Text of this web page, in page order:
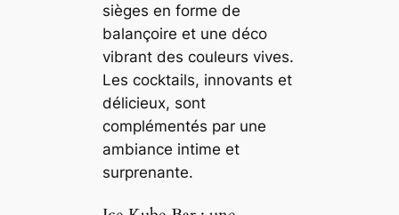
sièges en forme de
balançoire et une déco
vibrant des couleurs vives.
Les cocktails, innovants et
délicieux, sont
complémentés par une
ambiance intime et
surprenante.